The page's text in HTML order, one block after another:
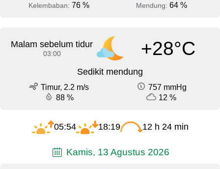
Kelembaban: 76 % Mendung: 64 %
Malam sebelum tidur
03:00 +28°C
Sedikit mendung
Timur, 2.2 m/s
757 mmHg
88 %
12 %
05:54 18:19 12 h 24 min
Kamis, 13 Agustus 2026